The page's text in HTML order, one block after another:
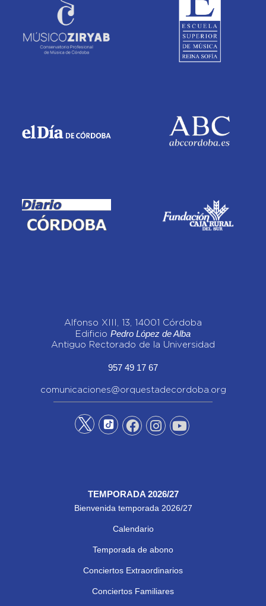
Alfonso XIII, 13, 14001 Córdoba
Edificio Pedro López de Alba
Antiguo Rectorado de la Universidad
957 49 17 67
comunicaciones@orquestadecordoba.org
TEMPORADA 2026/27
Bienvenida temporada 2026/27
Calendario
Temporada de abono
Conciertos Extraordinarios
Conciertos Familiares